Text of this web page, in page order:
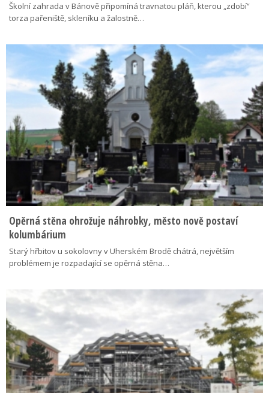
Školní zahrada v Bánově připomíná travnatou pláň, kterou „zdobí“
torza pařeniště, skleníku a žalostně…
Opěrná stěna ohrožuje náhrobky, město nově postaví
kolumbárium
Starý hřbitov u sokolovny v Uherském Brodě chátrá, největším
problémem je rozpadající se opěrná stěna…